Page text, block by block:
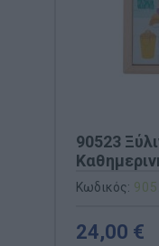
90523
Ύπνο (25
Κωδικός:
24,00 €